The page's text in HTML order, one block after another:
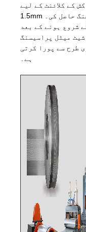
کے کلائنٹ کے لیے
1.5mm سوراخوں کی بڑے پیمانے پر پنچنگ حاصل کی۔
شروع ہونے کے بعد
میٹل پراسیسنگ
طرح سے پورا کرتی
ہے۔